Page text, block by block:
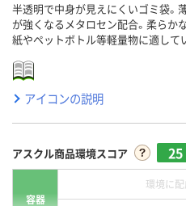
半透明で中身が見えにくいゴミ袋。
が強くなるメタロセン配合。柔らか
紙やペットボトル等軽量物に適して
アイコンの説明
アスクル商品環境スコア 25
容器
環境に